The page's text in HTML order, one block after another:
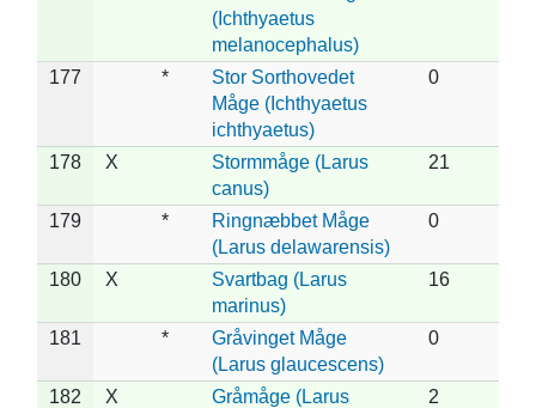
(Ichthyaetus
melanocephalus)
177 *
Stor Sorthovedet
Måge (Ichthyaetus
ichthyaetus)
0
178 X
Stormmåge (Larus
canus)
21
179 *
Ringnæbbet Måge
(Larus delawarensis)
0
180 X
Svartbag (Larus
marinus)
16
181 *
Gråvinget Måge
(Larus glaucescens)
0
182 X
Gråmåge (Larus
2